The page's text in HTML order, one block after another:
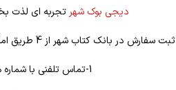
دیجی بوک شهر تجربه ای لذت
ثبت سفارش در بانک کتاب شهر از 4 طریق امکان پذیر است همراه با ارسال رایگان (تهران) و تخفیف ویژه
1-تماس تلفنی با شماره های 02166403037///02166403046